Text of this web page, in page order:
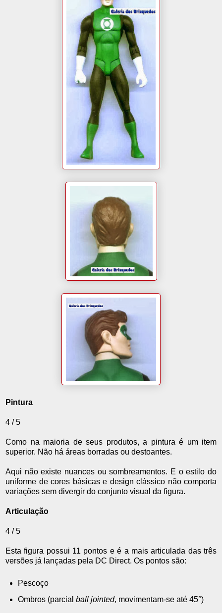
Pintura
4 / 5
Como na maioria de seus produtos, a pintura é um item
superior. Não há áreas borradas ou destoantes.
Aqui não existe nuances ou sombreamentos. E o estilo do
uniforme de cores básicas e design clássico não comporta
variações sem divergir do conjunto visual da figura.
Articulação
4 / 5
Esta figura possui 11 pontos e é a mais articulada das três
versões já lançadas pela DC Direct. Os pontos são:
Pescoço
Ombros (parcial ball jointed, movimentam-se até 45°)